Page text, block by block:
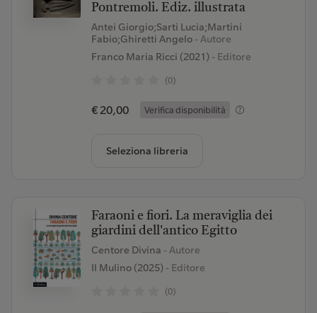
Pontremoli. Ediz. illustrata
Antei Giorgio;Sarti Lucia;Martini
Fabio;Ghiretti Angelo - Autore
Franco Maria Ricci (2021)- Editore
(0)
€ 20,00 Verifica disponibilità
Seleziona libreria
Faraoni e fiori. La meraviglia dei
giardini dell'antico Egitto
Centore Divina - Autore
Il Mulino (2025)- Editore
(0)